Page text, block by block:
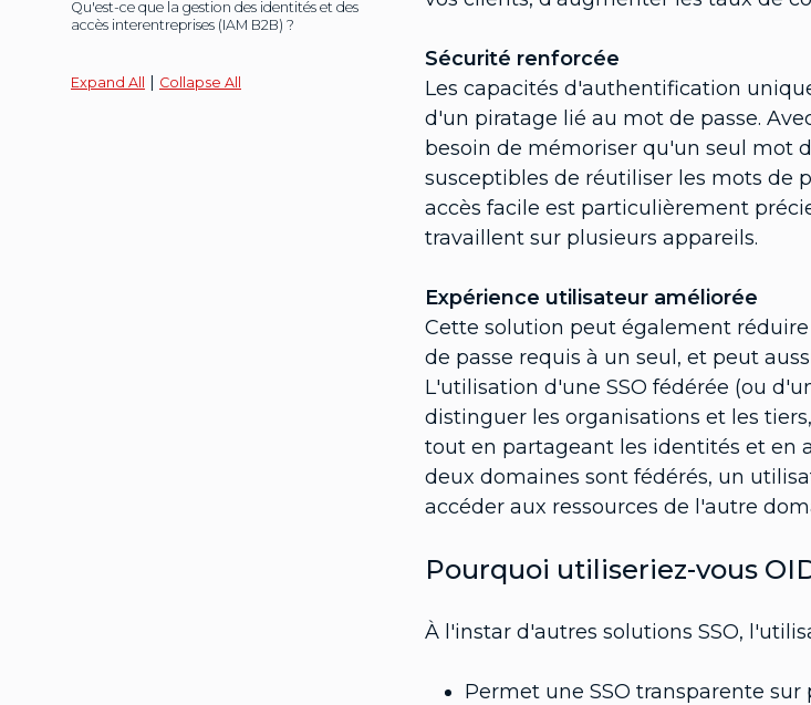
Qu'est-ce que la gestion des identités et des
accès interentreprises (IAM B2B) ?
Expand All Collapse All
Sécurité renforcée
Les capacités d'authentification
d'un piratage lié au mot de passe.
besoin de mémoriser qu'un seul mot
susceptibles de réutiliser les mots de
accès facile est particulièrement
travaillent sur plusieurs appareils.
Expérience utilisateur améliorée
Cette solution peut également
de passe requis à un seul, et peut
L'utilisation d'une SSO fédérée (ou
distinguer les organisations et les
tout en partageant les identités et en
deux domaines sont fédérés, un
accéder aux ressources de l'autre
Pourquoi utiliseriez-vous
À l'instar d'autres solutions SSO,
Permet une SSO transparente